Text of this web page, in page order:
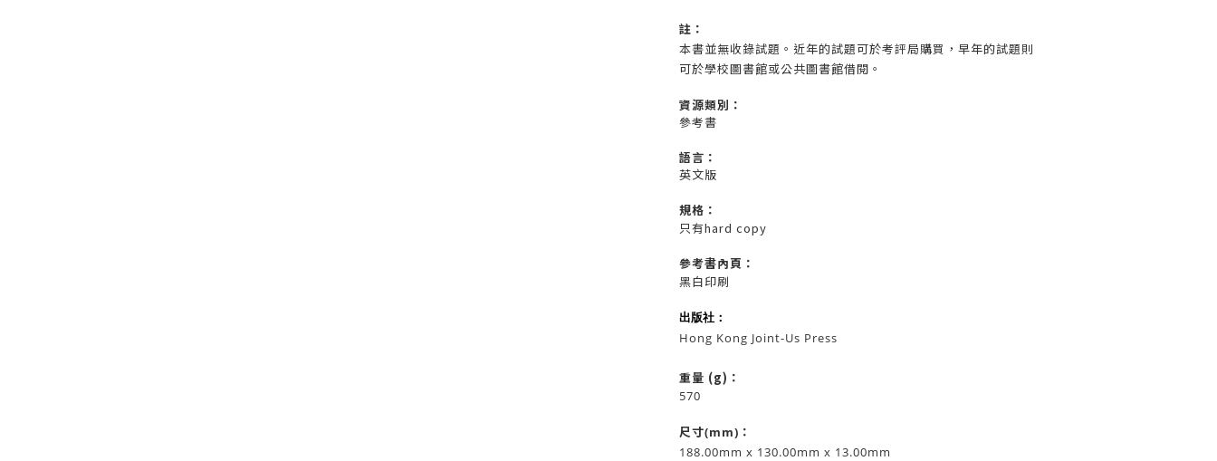
註：
本書並無收錄試題。近年的試題可於考評局購買，早年的試題則
可於學校圖書館或公共圖書館借閱。
資源類別：
參考書
語言：
英文版
規格：
只有hard copy
參考書內頁：
黑白印刷
出版社：
Hong Kong Joint-Us Press
重量 (g)：
570
尺寸(mm)：
188.00mm x 130.00mm x 13.00mm